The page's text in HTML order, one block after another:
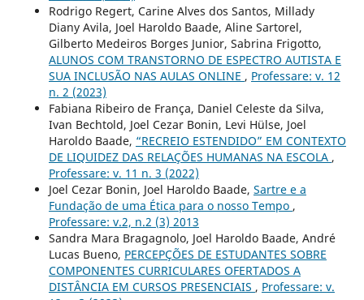
Rodrigo Regert, Carine Alves dos Santos, Millady
Diany Avila, Joel Haroldo Baade, Aline Sartorel,
Gilberto Medeiros Borges Junior, Sabrina Frigotto,
ALUNOS COM TRANSTORNO DE ESPECTRO AUTISTA E
SUA INCLUSÃO NAS AULAS ONLINE , Professare: v. 12
n. 2 (2023)
Fabiana Ribeiro de França, Daniel Celeste da Silva,
Ivan Bechtold, Joel Cezar Bonin, Levi Hülse, Joel
Haroldo Baade, “RECREIO ESTENDIDO” EM CONTEXTO
DE LIQUIDEZ DAS RELAÇÕES HUMANAS NA ESCOLA ,
Professare: v. 11 n. 3 (2022)
Joel Cezar Bonin, Joel Haroldo Baade, Sartre e a
Fundação de uma Ética para o nosso Tempo ,
Professare: v.2, n.2 (3) 2013
Sandra Mara Bragagnolo, Joel Haroldo Baade, André
Lucas Bueno, PERCEPÇÕES DE ESTUDANTES SOBRE
COMPONENTES CURRICULARES OFERTADOS A
DISTÂNCIA EM CURSOS PRESENCIAIS , Professare: v.